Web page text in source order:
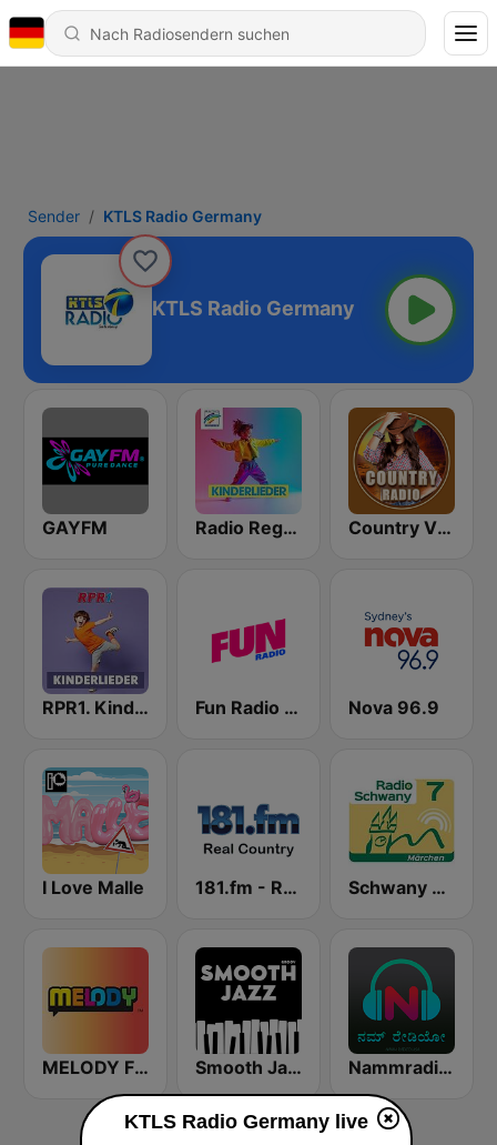
Sender KTLS Radio Germany
KTLS Radio Germany
GAYFM Radio Regenbogen - Kinderlieder Country Vibes
RPR1. Kinderlieder Fun Radio FRANCE Nova 96.9
I Love Malle 181.fm - Real Country Schwany 7 Märchen & Kinderradio
MELODY FM Smooth Jazz - Groov Nammradio.com USA
KTLS Radio Germany live